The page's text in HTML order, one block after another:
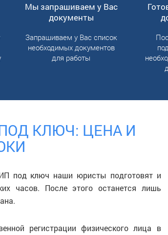
Мы запрашиваем у Вас
документы
Запрашиваем у Вас список
необходимых документов
для работы
КЛЮЧ: ЦЕНА И
под ключ наши юристы подготовят и
часов. После этого останется лишь
регистрации физического лица в